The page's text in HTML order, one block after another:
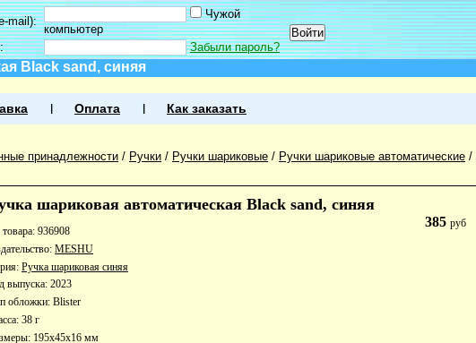
mail):
Чужой
компьютер
Забыли пароль?
Black sand, синяя
Оплата Как заказать
принадлежности / Ручки / Ручки шариковые / Ручки шариковые автоматические /
шариковая автоматическая Black sand, синяя
385руб
936908
MESHU
Ручка шариковая синяя
выпуска: 2023
обложки: Blister
38 г
195x45x16 мм